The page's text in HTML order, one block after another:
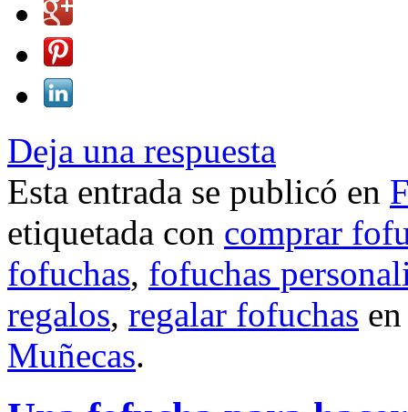
Deja una respuesta
Esta entrada se publicó en
etiquetada con comprar
fofuchas, fofuchas
regalos, regalar fofuchas
Muñecas.